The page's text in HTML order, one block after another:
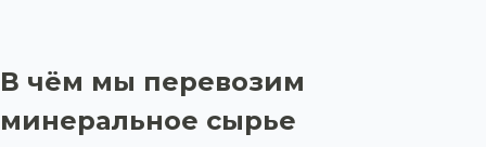
В чём мы перевозим
минеральное сырье